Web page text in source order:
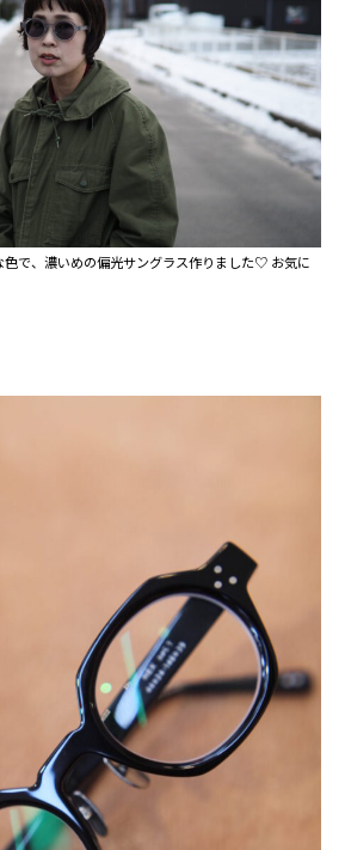
で、濃いめの偏光サングラス作りました♡ お気に